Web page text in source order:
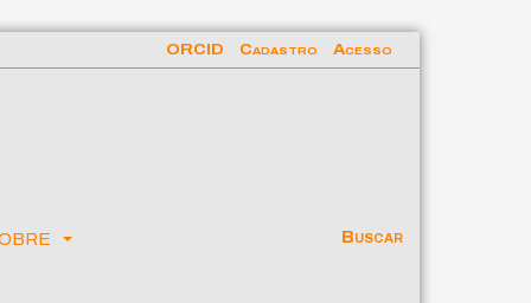
Buscar
ORCID Cadastro Acesso